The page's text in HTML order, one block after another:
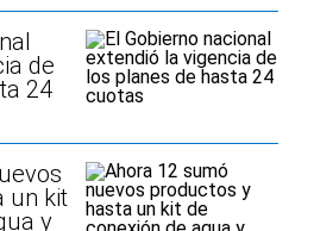
de
24
un kit
y